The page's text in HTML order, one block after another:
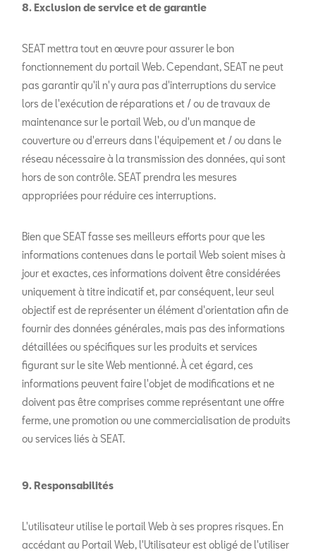
8. Exclusion de service et de garantie
SEAT mettra tout en œuvre pour assurer le bon
fonctionnement du portail Web. Cependant, SEAT ne peut
pas garantir qu'il n'y aura pas d'interruptions du service
lors de l'exécution de réparations et / ou de travaux de
maintenance sur le portail Web, ou d'un manque de
couverture ou d'erreurs dans l'équipement et / ou dans le
réseau nécessaire à la transmission des données, qui sont
hors de son contrôle. SEAT prendra les mesures
appropriées pour réduire ces interruptions.
Bien que SEAT fasse ses meilleurs efforts pour que les
informations contenues dans le portail Web soient mises à
jour et exactes, ces informations doivent être considérées
uniquement à titre indicatif et, par conséquent, leur seul
objectif est de représenter un élément d'orientation afin de
fournir des données générales, mais pas des informations
détaillées ou spécifiques sur les produits et services
figurant sur le site Web mentionné. À cet égard, ces
informations peuvent faire l'objet de modifications et ne
doivent pas être comprises comme représentant une offre
ferme, une promotion ou une commercialisation de produits
ou services liés à SEAT.
9. Responsabilités
L'utilisateur utilise le portail Web à ses propres risques. En
accédant au Portail Web, l'Utilisateur est obligé de l'utiliser